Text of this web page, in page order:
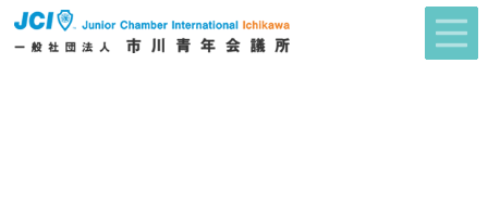
2026年度 市川青年会議所スローガン